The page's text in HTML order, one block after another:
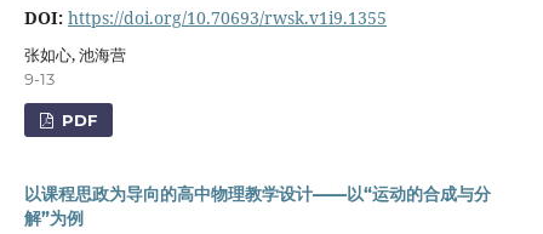
DOI: https://doi.org/10.70693/rwsk.v1i9.1355
张如心, 池海营
9-13
PDF
以课程思政为导向的高中物理教学设计——以“运动的合成与分
解”为例